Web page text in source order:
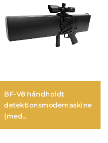
BF-V8 håndholdt
detektionsmodemaskine
(med